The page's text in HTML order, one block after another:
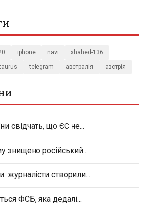
iphone navi shahed-136
taurus telegram австралія австрія
свідчать, що ЄС не...
знищено російський...
журналісти створили...
ФСБ, яка дедалі...